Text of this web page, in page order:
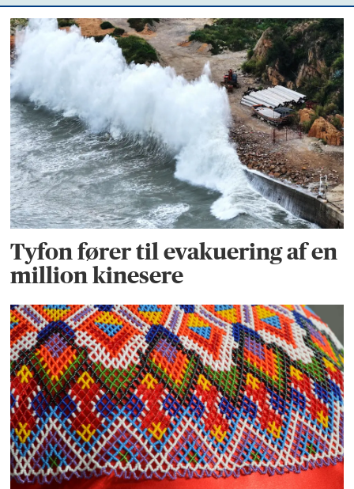
Tyfon fører til evakuering af en
million kinesere